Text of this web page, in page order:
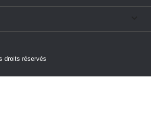
droits réservés